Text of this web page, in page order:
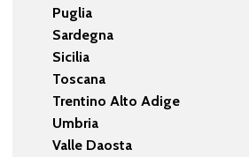
Puglia
Sardegna
Sicilia
Toscana
Trentino Alto Adige
Umbria
Valle Daosta